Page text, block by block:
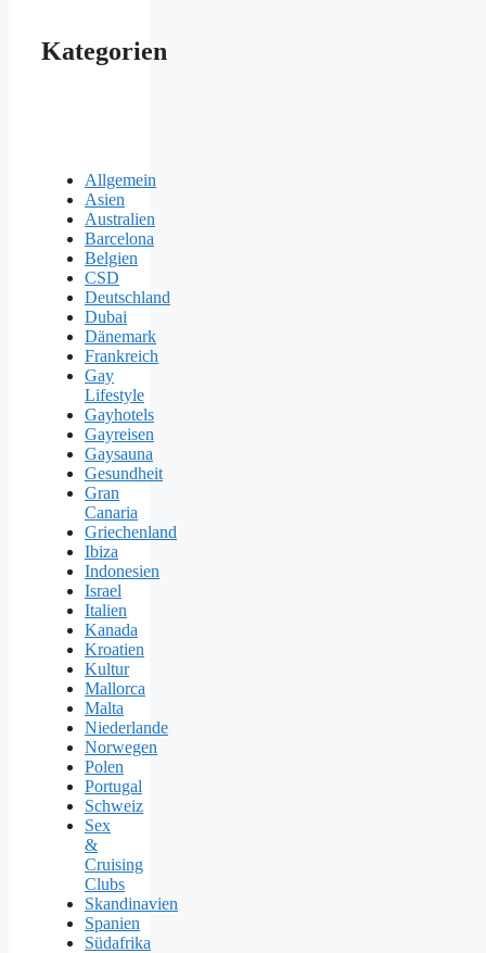
Kategorien
Allgemein
Asien
Australien
Barcelona
Belgien
CSD
Deutschland
Dubai
Dänemark
Frankreich
Gay
Lifestyle
Gayhotels
Gayreisen
Gaysauna
Gesundheit
Gran
Canaria
Griechenland
Ibiza
Indonesien
Israel
Italien
Kanada
Kroatien
Kultur
Mallorca
Malta
Niederlande
Norwegen
Polen
Portugal
Schweiz
Sex
&
Cruising
Clubs
Skandinavien
Spanien
Südafrika